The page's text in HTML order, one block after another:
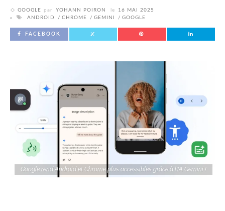
GOOGLE par YOHANN POIRON le
16 MAI 2025
ANDROID
CHROME GEMINI GOOGLE
FACEBOOK
Google rend Android et Chrome plus accessibles grâce à l'IA Gemini !